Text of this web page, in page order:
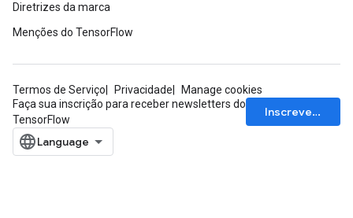
Diretrizes da marca
Menções do TensorFlow
Termos de Serviço Privacidade
Manage cookies
Faça sua inscrição para receber newsletters do
TensorFlow
Inscrever-se